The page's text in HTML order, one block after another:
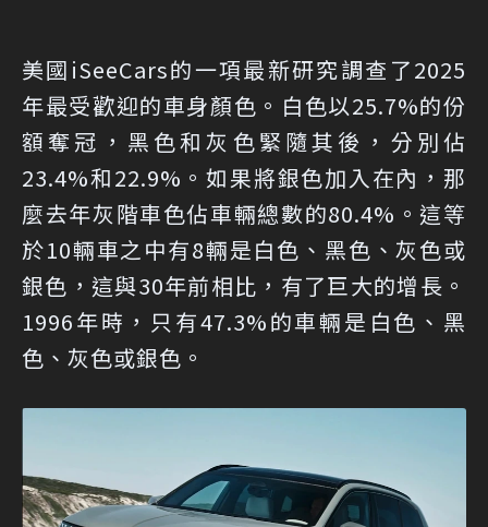
美國iSeeCars的一項最新研究調查了2025
年最受歡迎的車身顏色。白色以25.7%的份
額奪冠，黑色和灰色緊隨其後，分別佔
23.4%和22.9%。如果將銀色加入在內，那
麼去年灰階車色佔車輛總數的80.4%。這等
於10輛車之中有8輛是白色、黑色、灰色或
銀色，這與30年前相比，有了巨大的增長。
1996年時，只有47.3%的車輛是白色、黑
色、灰色或銀色。